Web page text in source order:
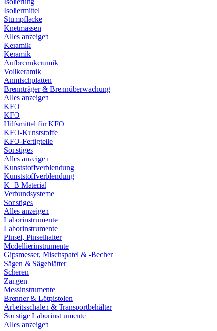
Isolierung
Isoliermittel
Stumpflacke
Knetmassen
Alles anzeigen
Keramik
Keramik
Aufbrennkeramik
Vollkeramik
Anmischplatten
Brennträger & Brennüberwachung
Alles anzeigen
KFO
KFO
Hilfsmittel für KFO
KFO-Kunststoffe
KFO-Fertigteile
Sonstiges
Alles anzeigen
Kunststoffverblendung
Kunststoffverblendung
K+B Material
Verbundsysteme
Sonstiges
Alles anzeigen
Laborinstrumente
Laborinstrumente
Pinsel, Pinselhalter
Modellierinstrumente
Gipsmesser, Mischspatel & -Becher
Sägen & Sägeblätter
Scheren
Zangen
Messinstrumente
Brenner & Lötpistolen
Arbeitsschalen & Transportbehälter
Sonstige Laborinstrumente
Alles anzeigen